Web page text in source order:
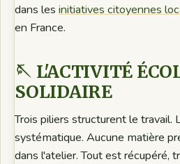
dans lesinitiatives citoyennes
en France.
🪡 L'ACTIVITÉ
SOLIDAIRE
Trois piliers structurent le travail.
systématique. Aucune matière
dans l'atelier. Tout est récupéré,